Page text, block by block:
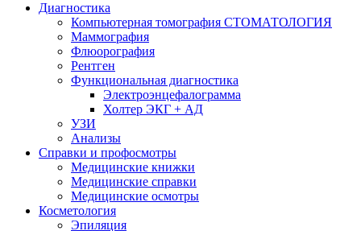
Диагностика
Компьютерная томография СТОМАТОЛОГИЯ
Маммография
Флюорография
Рентген
Функциональная диагностика
Электроэнцефалограмма
Холтер ЭКГ + АД
УЗИ
Анализы
Справки и профосмотры
Медицинские книжки
Медицинские справки
Медицинские осмотры
Косметология
Эпиляция